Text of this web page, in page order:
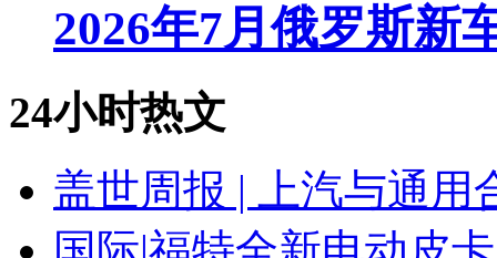
2026年7月俄罗斯新
24小时热文
盖世周报 | 上汽与通用